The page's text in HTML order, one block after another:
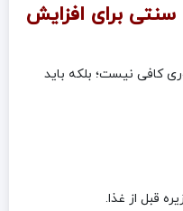
برای افزایش
کافی نیست؛ بلکه باید
قبل از غذا.